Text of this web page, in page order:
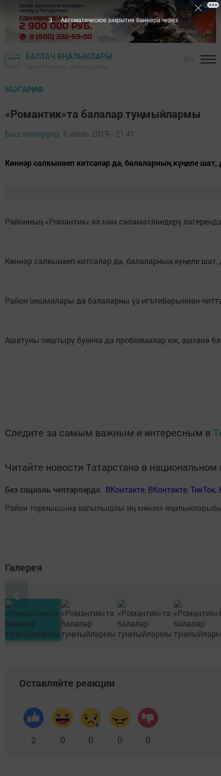
БАЛТАЧ ЯҢАЛЫКЛАРЫ
МӘГАРИФ
«Романтик»та балалар туӊмыйлармы
Баш мөхәррир, 6 июль 2019 - 21:41
Көннәр салкынаеп китсәләр дә, балаларныӊ күӊеле
Районныӊ «Романтик» ял һәм сәламәтләндерү
Көннәр салкынаеп китсәләр дә, балаларныӊ күӊеле
Район оешмалары да балаларны үз игътибарыннан
Ашатуны оештыру буенча да проблемалар юк, ашханә
Следите за самым важным и интересным в
Читайте новости Татарстана в
Без социаль челтәрләрдә: ВКонтакте, ВКонтакте,ТикТок,
Район тормышына кагылышлы иң мөһим
Галерея
Оставляйте реакции
2 0 0 0 0
2 Автоматическое закрытие баннера через